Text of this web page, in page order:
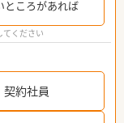
ところがあれば
てください
契約社員